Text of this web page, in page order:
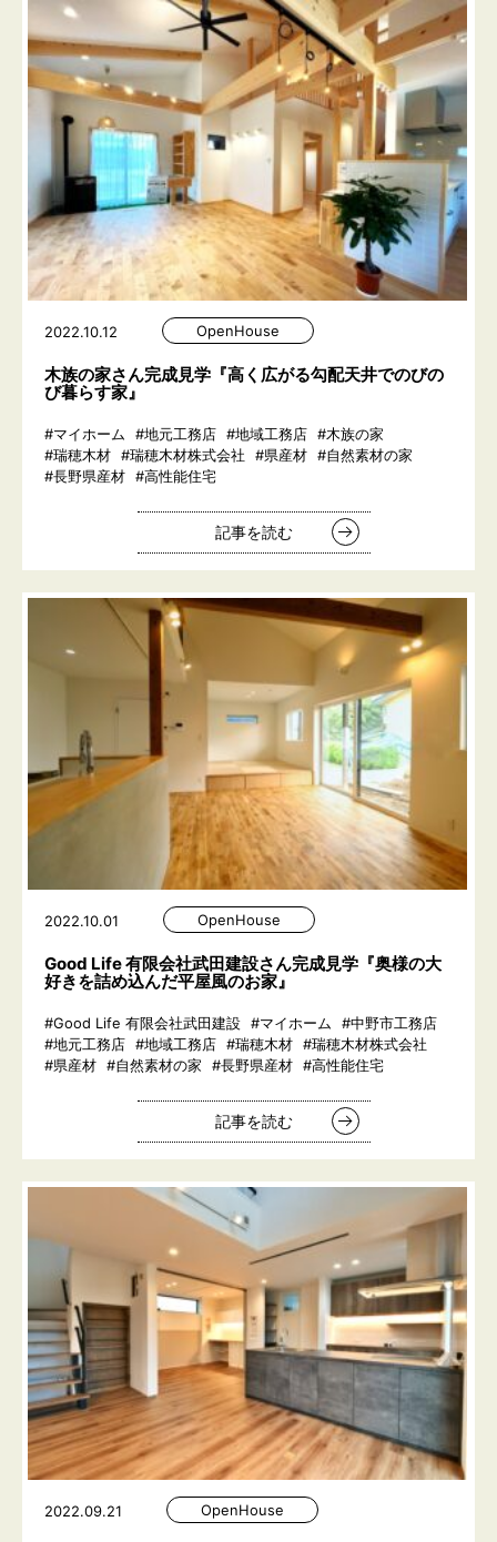
2022.10.12 OpenHouse
木族の家さん完成見学『高く広がる勾配天井でのびの
び暮らす家』
#マイホーム #地元工務店 #地域工務店 #木族の家
#瑞穂木材 #瑞穂木材株式会社 #県産材 #自然素材の家
#長野県産材 #高性能住宅
記事を読む
2022.10.01 OpenHouse
Good Ⅼife 有限会社武田建設さん完成見学『奥様の大
好きを詰め込んだ平屋風のお家』
#Good Life 有限会社武田建設 #マイホーム
#中野市工務店
#地元工務店 #地域工務店 #瑞穂木材 #瑞穂木材株式会社
#県産材 #自然素材の家 #長野県産材 #高性能住宅
記事を読む
2022.09.21 OpenHouse